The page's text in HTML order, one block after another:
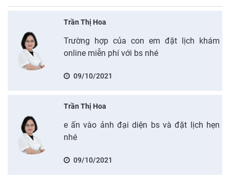
Trần Thị Hoa
Trường hợp của con em đặt lịch khám
online miễn phí với bs nhé
09/10/2021
Trần Thị Hoa
e ấn vào ảnh đại diện bs và đặt lịch hẹn
nhé
09/10/2021